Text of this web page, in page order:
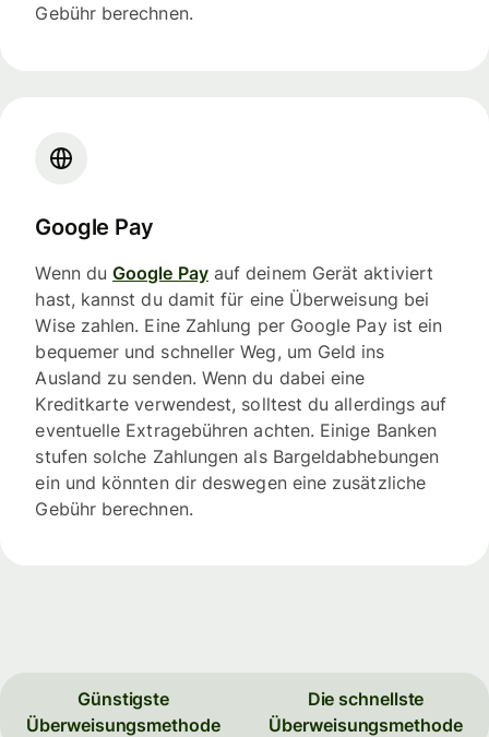
Gebühr berechnen.
Google Pay
Wenn duGoogle Payauf deinem Gerät aktiviert
hast, kannst du damit für eine Überweisung bei
Wise zahlen. Eine Zahlung per Google Pay ist ein
bequemer und schneller Weg, um Geld ins
Ausland zu senden. Wenn du dabei eine
Kreditkarte verwendest, solltest du allerdings auf
eventuelle Extragebühren achten. Einige Banken
stufen solche Zahlungen als Bargeldabhebungen
ein und könnten dir deswegen eine zusätzliche
Gebühr berechnen.
Günstigste
Überweisungsmethode
Die schnellste
Überweisungsmethode